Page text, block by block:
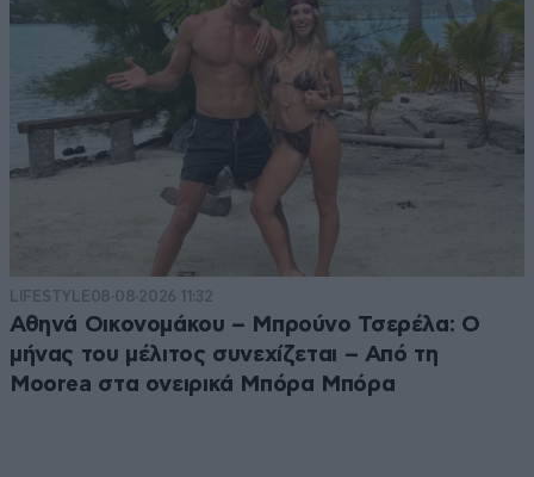
LIFESTYLE08·08·2026 11:32
Αθηνά Οικονομάκου – Μπρούνο Τσερέλα: Ο
μήνας του μέλιτος συνεχίζεται – Από τη
Moorea στα ονειρικά Μπόρα Μπόρα